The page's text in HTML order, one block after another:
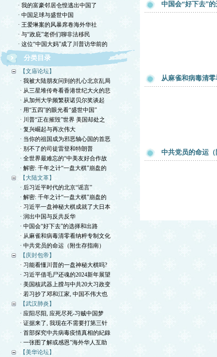
· 我的富豪邻居仓惶逃出中国了
· 中国足球与盛世中国
· 王爱琳案的风暴席卷海外华社
· 与“政庇”老侨们聊非法移民
· 这位“中国大妈”成了川普访华前的
分类目录
【文庙论坛】
· 我被大陆朋友问到的扎心北京乱局
· 从三星堆传奇看香港世纪大火的悲
· 从加州大学频繁获诺贝尔奖谈起
· 用“五四”的眼光看“盛世中国”
· 川普“正在摧毁”世界 美国却处之
· 复兴崛起与再次伟大
· 当你的祖国成为邪恶轴心国的首恶
· 别不了的司徒雷登和特朗普
· 全世界最难忘的“中美友好合作故
· 解密: 千年之计“一盘大棋”崩盘的
【大陆文革】
· 后习近平时代的北京“谣言”
· 解密: 千年之计“一盘大棋”崩盘的
· 习近平一盘神秘大棋成就了大日本
· 润出中国与反共反华
· 中国会“好下去”的选择和出路
· 从麻雀和病毒清零看纳粹专制文化
· 中共党员的命运（附生存指南）
【庆封包帝】
· 习能看懂川普的一盘神秘大棋吗?
· 习近平借毛尸还魂的2024新年展望
· 美国核武器上膛与中共20大习政变
· 若习抄了邓和江家, 中国不伟大也
【武汉肺炎】
· 应阳尽阳, 应死尽死-习贼中国梦
· 证据来了, 我现在不需要打第三针
· 首部探究中共病毒疫情真相的紀錄
· 一张图了解或感恩”海外华人互助
【美华论坛】
中国会“好下去”
从麻雀和病毒清
中共党员的命运